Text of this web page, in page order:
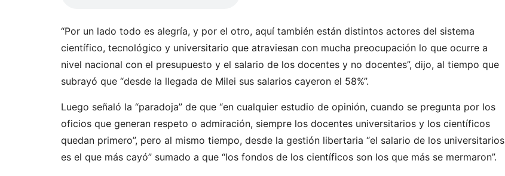
“Por un lado todo es alegría, y por el otro, aquí también están distintos actores del sistema
científico, tecnológico y universitario que atraviesan con mucha preocupación lo que ocurre a
nivel nacional con el presupuesto y el salario de los docentes y no docentes”, dijo, al tiempo que
subrayó que “desde la llegada de Milei sus salarios cayeron el 58%”.
Luego señaló la “paradoja” de que “en cualquier estudio de opinión, cuando se pregunta por los
oficios que generan respeto o admiración, siempre los docentes universitarios y los científicos
quedan primero”, pero al mismo tiempo, desde la gestión libertaria “el salario de los universitarios
es el que más cayó” sumado a que “los fondos de los científicos son los que más se mermaron”.